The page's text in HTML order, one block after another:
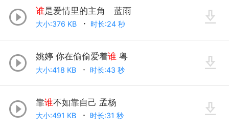
谁是爱情里的主角 蓝雨
大小:376 KB 时长:24 秒
姚婷 你在偷偷爱着谁粤
大小:418 KB 时长:43 秒
靠谁不如靠自己 孟杨
大小:491 KB 时长:31 秒